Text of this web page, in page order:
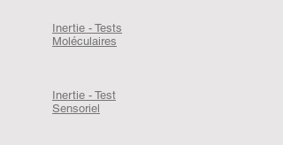
Inertie - Tests
Moléculaires
Inertie - Test
Sensoriel